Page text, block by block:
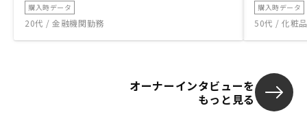
購入時データ
20代 / 金融機関勤務
購入時データ
50代 / 化粧
オーナーインタビューを
もっと見る